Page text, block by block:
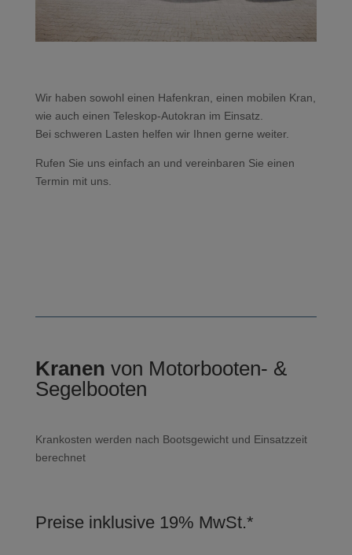
Wir haben sowohl einen Hafenkran, einen mobilen Kran,
wie auch einen Teleskop-Autokran im Einsatz.
Bei schweren Lasten helfen wir Ihnen gerne weiter.
Rufen Sie uns einfach an und vereinbaren Sie einen
Termin mit uns.
Kranen von Motorbooten- &
Segelbooten
Krankosten werden nach Bootsgewicht und Einsatzzeit
berechnet
Preise inklusive 19% MwSt.*